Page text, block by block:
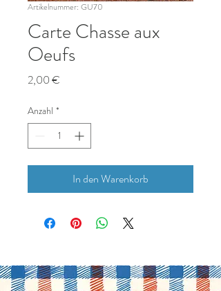
Artikelnummer: GU70
Carte Chasse aux
Oeufs
2,00 €
Anzahl *
In den Warenkorb